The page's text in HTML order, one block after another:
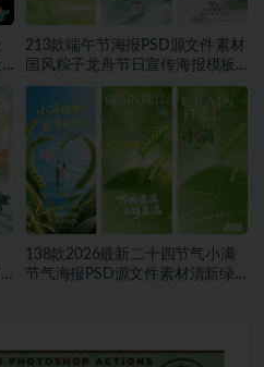
213款端午节海报PSD源文件素材
国风粽子龙舟节日宣传海报模板
合集~1457期
138款2026最新二十四节气小满
节气海报PSD源文件素材清新绿